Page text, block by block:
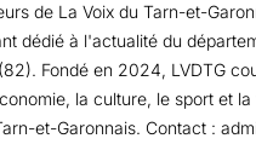
de La Voix du Tarn-et-
dédié à l'actualité du
Fondé en 2024, LVDTG
la culture, le sport et
et-Garonnais. Contact :